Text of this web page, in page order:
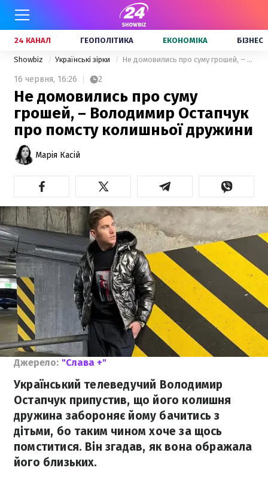
24 КАНАЛ ГЕОПОЛІТИКА ЕКОНОМІКА БІЗНЕС
Showbiz Українські зірки Не домовились про суму грошей, – Володимир Остапчук про помсту колишньої дружини
16 червня, 16:26 2
Не домовились про суму
грошей, – Володимир Остапчук
про помсту колишньої дружини
Марія Касій
Джерело: "Слава +"
Український телеведучий Володимир
Остапчук припустив, що його колишня
дружина забороняє йому бачитись з
дітьми, бо таким чином хоче за щось
помститися. Він згадав, як вона ображала
його близьких.